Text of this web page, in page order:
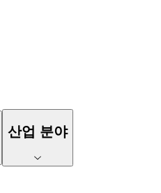
산업 분야